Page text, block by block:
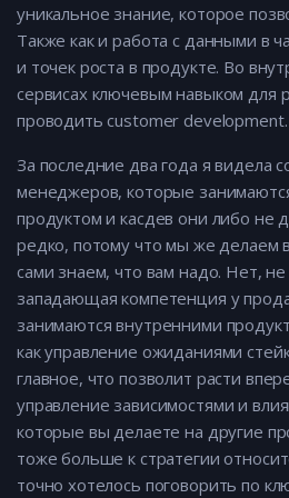
уникальное знание, которое
Также как и работа с данными в
и точек роста в продукте. Во
сервисах ключевым навыком для
проводить customer development.
За последние два года я видела
менеджеров, которые
продуктом и касдев они либо не
редко, потому что мы же делаем
сами знаем, что вам надо. Нет, не
западающая компетенция у
занимаются внутренними
как управление ожиданиями
главное, что позволит расти
управление зависимостями и
которые вы делаете на другие
тоже больше к стратегии
точно хотелось поговорить по